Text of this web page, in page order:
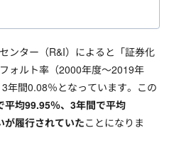
ンター（R&I）によると「証券化
ォルト率（2000年度～2019年
年間0.08％となっています。この
平均99.95％、3年間で平均
が履行されていたことになりま